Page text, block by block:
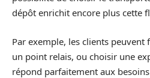
dépôt enrichit encore plus cette
Par exemple, les clients
un point relais, ou choisir une
répond parfaitement aux